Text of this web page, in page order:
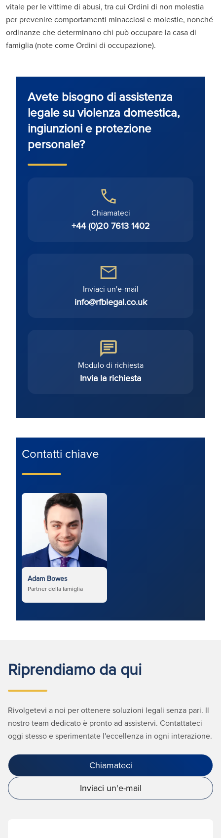
vitale per le vittime di abusi, tra cui Ordini di non molestia
per prevenire comportamenti minacciosi e molestie, nonché
ordinanze che determinano chi può occupare la casa di
famiglia (note come Ordini di occupazione).
Avete bisogno di assistenza
legale su violenza domestica,
ingiunzioni e protezione
personale?
Chiamateci
+44 (0)20 7613 1402
Inviaci un'e-mail
info@rfblegal.co.uk
Modulo di richiesta
Invia la richiesta
Contatti chiave
Adam Bowes
Partner della famiglia
Riprendiamo da qui
Rivolgetevi a noi per ottenere soluzioni legali senza pari. Il
nostro team dedicato è pronto ad assistervi. Contattateci
oggi stesso e sperimentate l'eccellenza in ogni interazione.
Chiamateci
Inviaci un'e-mail